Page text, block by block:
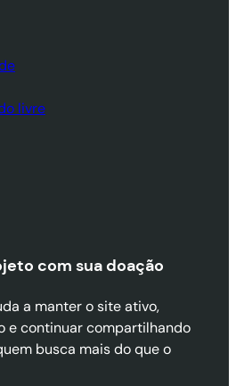
livre
com sua doação
a manter o site ativo,
e continuar compartilhando
busca mais do que o